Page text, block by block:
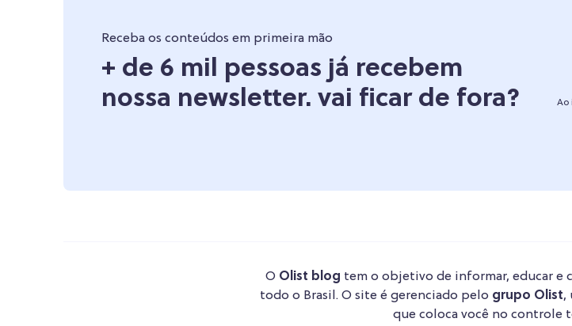
Receba os conteúdos em primeira mão
+ de 6 mil pessoas já recebem
nossa newsletter. vai ficar de fora?
Ao
O Olist blog tem o objetivo de informar, educar e
todo o Brasil. O site é gerenciado pelo grupo Olist,
que coloca você no controle